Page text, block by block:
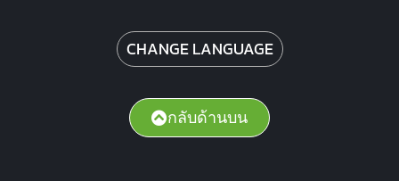
CHANGE LANGUAGE
กลับด้านบน